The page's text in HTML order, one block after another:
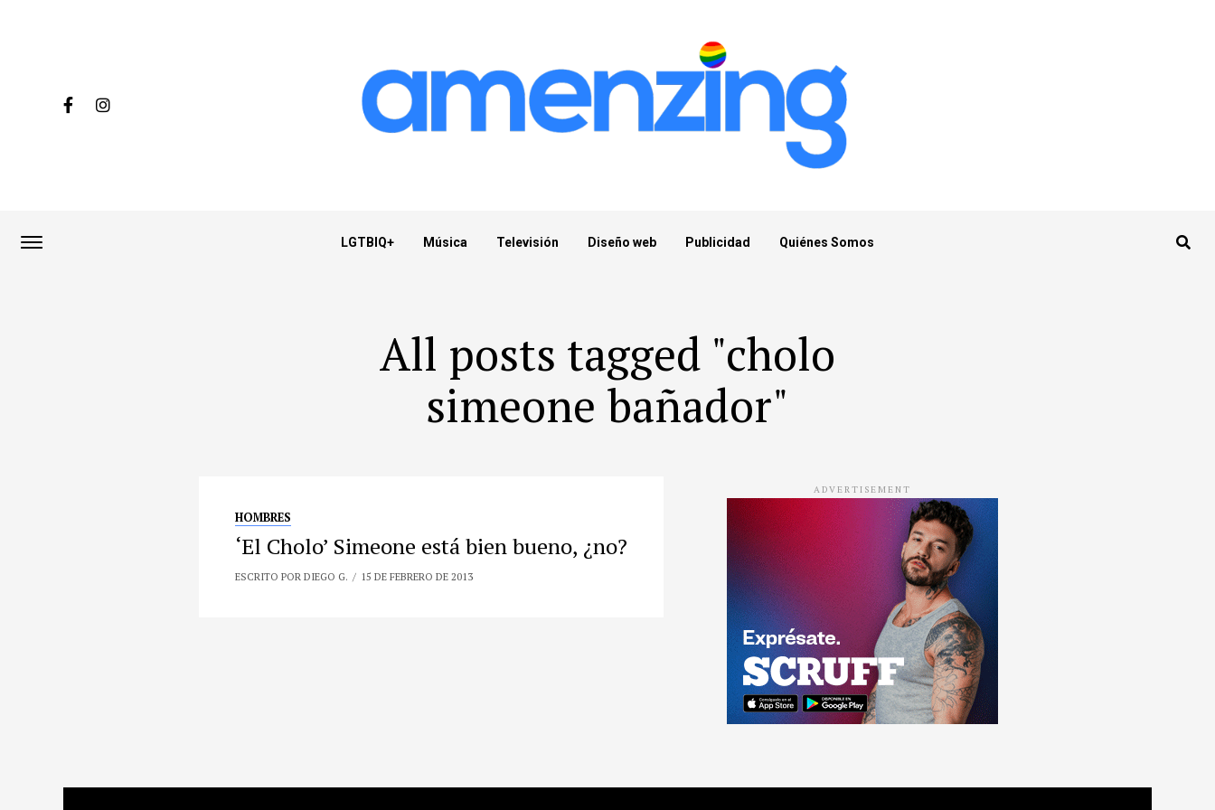
LGTBIQ+ Música Televisión Diseño web Publicidad Quiénes Somos
All posts tagged "cholo
simeone bañador"
HOMBRES
‘El Cholo’ Simeone está bien bueno, ¿no?
ESCRITO POR DIEGO G. 15 DE FEBRERO DE 2013
ADVERTISEMENT